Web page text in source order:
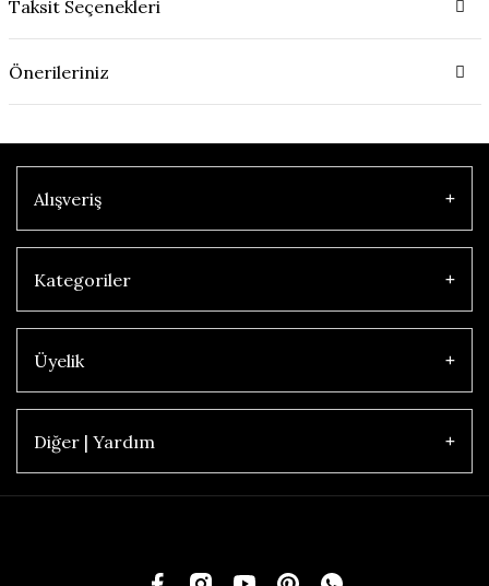
Taksit Seçenekleri
Önerileriniz
Alışveriş
Kategoriler
Üyelik
Diğer | Yardım